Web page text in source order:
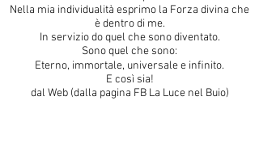
Nella mia individualità esprimo la Forza divina che
è dentro di me.
In servizio do quel che sono diventato.
Sono quel che sono:
Eterno, immortale, universale e inﬁnito.
E così sia!
dal Web (dalla pagina FB La Luce nel Buio)